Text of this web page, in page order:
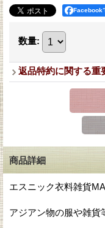
Facebook
数量:
返品特約に関する重
商品詳細
エスニック衣料雑貨
アジアン物の服や雑貨